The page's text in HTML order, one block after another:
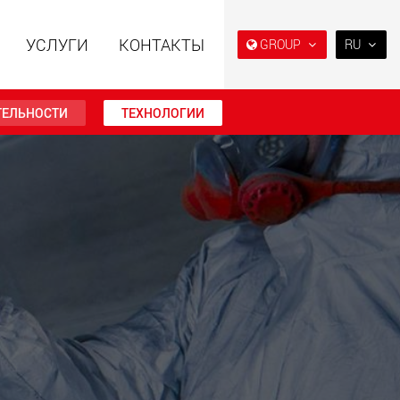
GROUP
Специальные прицепы
для, разработанные для
рынка США
www.maxtrailer.us
прицепы для
нагрузки от 20 т
Электрические
транспортные средства с
аккумуляторным
питанием и
грузоподъёмностью от 5 т
www.morello.eu.com
RU
IT
ES
PT
УСЛУГИ КОНТАКТЫ
ТЕХНОЛОГИИ